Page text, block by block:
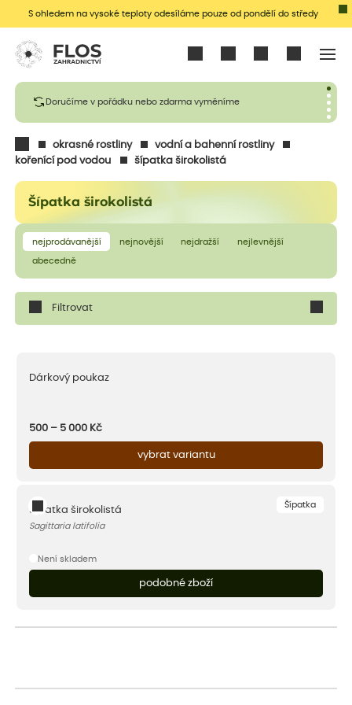
S ohledem na vysoké teploty odesíláme pouze od pondělí do středy
Doručíme v pořádku nebo zdarma vyměníme
okrasné rostliny
vodní a bahenní rostliny
kořenící pod vodou
šípatka širokolistá
Šípatka širokolistá
nejprodávanější nejnovější nejdražší nejlevnější
abecedně
Filtrovat
Dárkový poukaz
500 – 5 000 Kč
vybrat variantu
Šípatka
Šípatka širokolistá
Sagittaria latifolia
Není skladem
podobné zboží